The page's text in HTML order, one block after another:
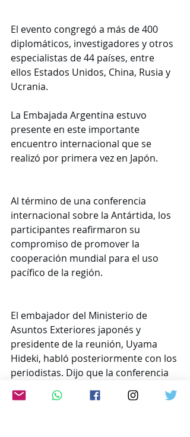
El evento congregó a más de 400
diplomáticos, investigadores y otros
especialistas de 44 países, entre
ellos Estados Unidos, China, Rusia y
Ucrania.
La Embajada Argentina estuvo
presente en este importante
encuentro internacional que se
realizó por primera vez en Japón.
Al término de una conferencia
internacional sobre la Antártida, los
participantes reafirmaron su
compromiso de promover la
cooperación mundial para el uso
pacífico de la región.
El embajador del Ministerio de
Asuntos Exteriores japonés y
presidente de la reunión, Uyama
Hideki, habló posteriormente con los
periodistas. Dijo que la conferencia
es una oportunidad para transmitir
al mundo la importancia de la paz